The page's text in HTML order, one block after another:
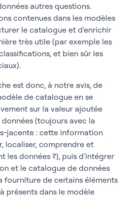
autres questions.
contenues dans les modèles
le catalogue et d'enrichir
très utile (par exemple les
et bien sûr les
est donc, à notre avis, de
de catalogue en se
sur la valeur ajoutée
(toujours avec la
jacente : cette information
localiser, comprendre et
les données ?), puis d'intégrer
et le catalogue de données
fourniture de certains éléments
présents dans le modèle